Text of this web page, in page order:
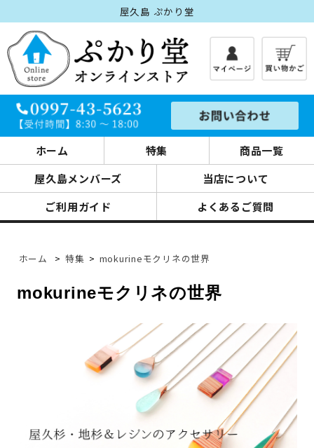
屋久島 ぷかり堂
ホーム 特集
商品一覧
屋久島メンバーズ
当店について
ご利用ガイド
よくあるご質問
ホーム > 特集 > mokurineモクリネの世界
mokurineモクリネの世界